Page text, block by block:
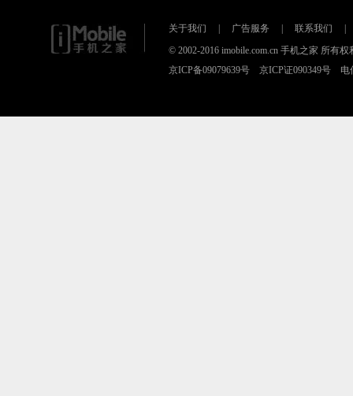
关于我们 广告服务 联系我们
© 2002-2016 imobile.com.cn 手机之家 所有
京ICP备09079639号 京ICP证090349号 电